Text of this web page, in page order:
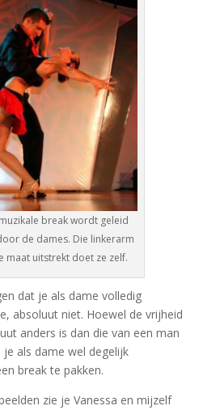
break wordt geleid
de dames. Die linkerarm
maat uitstrekt doet ze zelf.
dat je als dame volledig
absoluut niet. Hoewel de vrijheid
anders is dan die van een man
als dame wel degelijk
break te pakken.
zie je Vanessa en mijzelf